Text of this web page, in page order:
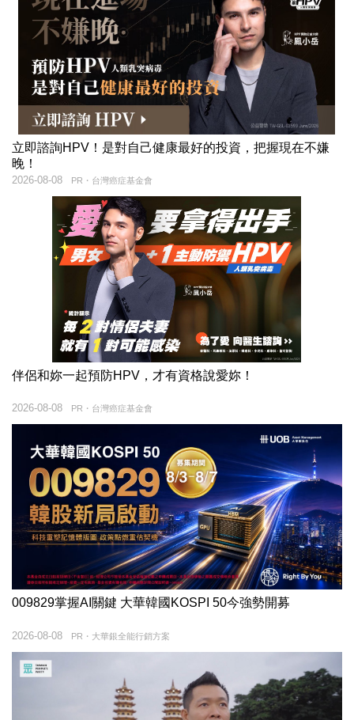
立即諮詢HPV！是對自己健康最好的投資，把握現在不嫌
晚！
PR・台灣癌症基金會
2026-08-08
伴侶和妳一起預防HPV，才有資格說愛妳！
PR・台灣癌症基金會
2026-08-08
009829掌握AI關鍵 大華韓國KOSPI 50今強勢開募
PR・大華銀全能行銷方案
2026-08-08